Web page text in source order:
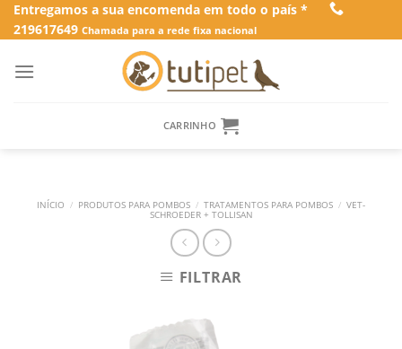
SkipEntregamos a sua encomenda em todo o país *
219617649 Chamada para a rede fixa nacional
CARRINHO
INÍCIO / PRODUTOS PARA POMBOS / TRATAMENTOS PARA POMBOS / VET-
SCHROEDER + TOLLISAN
FILTRAR